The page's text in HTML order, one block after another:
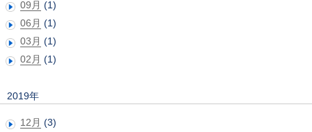
09月 (1)
06月 (1)
03月 (1)
02月 (1)
2019年
12月 (3)